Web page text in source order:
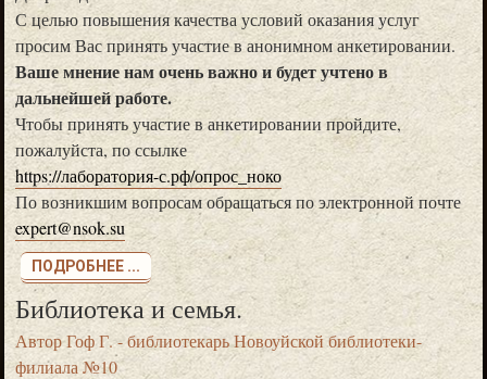
С целью повышения качества условий оказания услуг
просим Вас принять участие в анонимном анкетировании.
Ваше мнение нам очень важно и будет учтено в
дальнейшей работе.
Чтобы принять участие в анкетировании пройдите,
пожалуйста, по ссылке
https://лаборатория-с.рф/опрос_ноко
По возникшим вопросам обращаться по электронной почте
expert@nsok.su
ПОДРОБНЕЕ ...
Библиотека и семья.
АвторГоф Г. - библиотекарь Новоуйской библиотеки-
филиала №10